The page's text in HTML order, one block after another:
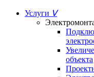
Услуги ᐯ
объекта